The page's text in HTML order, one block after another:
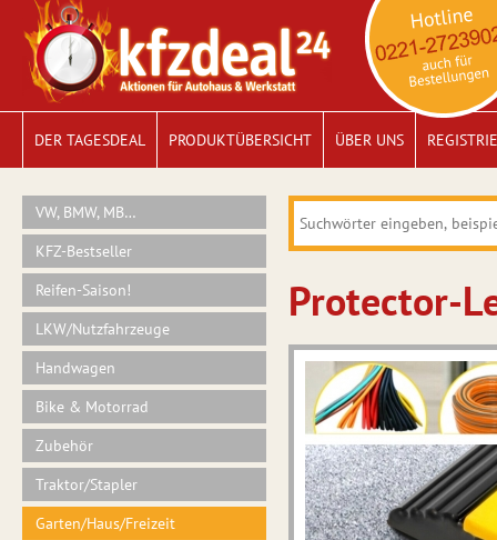
DER TAGESDEAL PRODUKTÜBERSICHT ÜBER UNS
VW, BMW, MB…
KFZ-Bestseller
Reifen-Saison!
LKW/Nutzfahrzeuge
Handwagen
Bike & Motorrad
Zubehör
Traktor/Stapler
Garten/Haus/Freizeit
Protector-